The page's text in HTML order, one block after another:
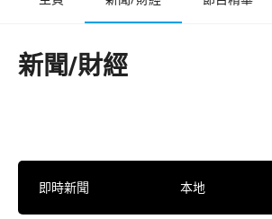
新聞/財經
即時新聞 本地